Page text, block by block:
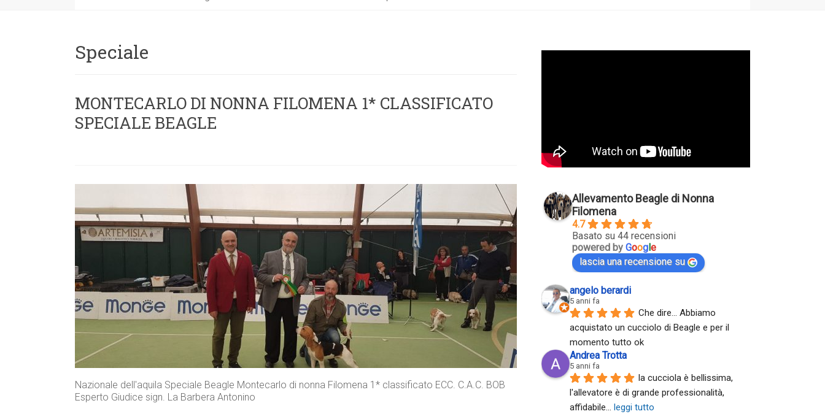
Speciale
MONTECARLO DI NONNA FILOMENA 1* CLASSIFICATO
SPECIALE BEAGLE
Nazionale dell'aquila Speciale Beagle Montecarlo di nonna Filomena 1* classificato ECC. C.A.C. BOB
Esperto Giudice sign. La Barbera Antonino
Allevamento Beagle di Nonna
Filomena
4.7
Basato su 44 recensioni
powered byGoog le
lascia una recensione su
angelo berardi
5 anni fa
Che dire... Abbiamo
acquistato un cucciolo di Beagle e per il
momento tutto ok
Andrea Trotta
5 anni fa
la cucciola è bellissima,
l'allevatore è di grande professionalità,
affidabile... leggi tutto